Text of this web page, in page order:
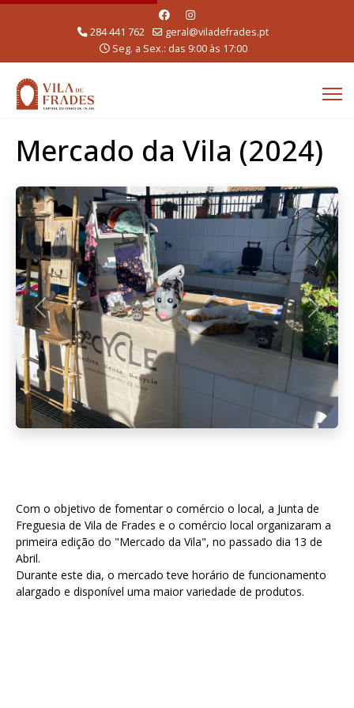
284 441 762
geral@viladefrades.pt
Seg. a Sex.: das 9:00 às 17:00
Mercado da Vila (2024)
Anterior
Com o objetivo de fomentar o comércio o local, a Junta de
Freguesia de Vila de Frades e o comércio local organizaram a
primeira edição do "Mercado da Vila", no passado dia 13 de
Abril.
Durante este dia, o mercado teve horário de funcionamento
alargado e disponível uma maior variedade de produtos.